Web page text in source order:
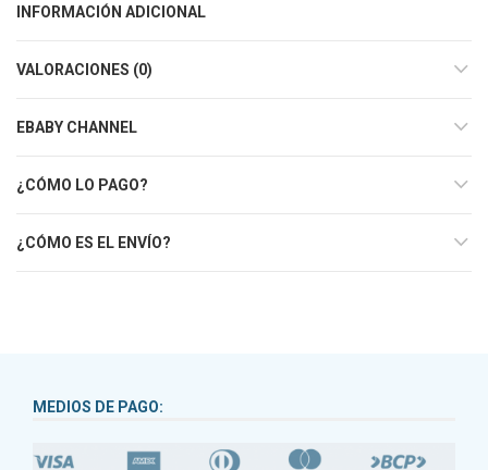
INFORMACIÓN ADICIONAL
VALORACIONES (0)
EBABY CHANNEL
¿CÓMO LO PAGO?
¿CÓMO ES EL ENVÍO?
MEDIOS DE PAGO: